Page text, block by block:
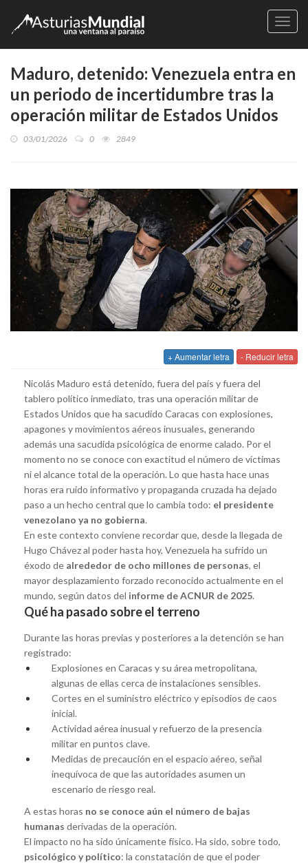
Maduro, detenido: Venezuela entra en
un periodo de incertidumbre tras la
operación militar de Estados Unidos
03/01/2026 0 2849
+ Aumentar letra - Reducir letra
Nicolás Maduro está detenido, fuera del país y fuera del
tablero político inmediato, tras una operación militar de
Estados Unidos que ha sacudido Caracas con explosiones,
apagones y movimientos aéreos inusuales, generando
además una sacudida psicológica de enorme calado. Por el
momento no se conoce con exactitud el número de víctimas
ni el alcance total de la operación. Lo que hasta hace unas
horas era ruido informativo y propaganda cruzada ha dejado
paso a un hecho central que lo cambia todo: el presidente
venezolano ya no gobierna.
En este contexto conviene recordar que, desde la llegada de
Hugo Chávez al poder hasta hoy, Venezuela ha sufrido un
éxodo de alrededor de ocho millones de personas, el
mayor desplazamiento forzado reconocido actualmente en el
mundo, según datos del informe de ACNUR de 2025.
Qué ha pasado sobre el terreno
Durante las horas previas y posteriores a la detención se han
registrado:
Explosiones en Caracas y su área metropolitana,
algunas de ellas cerca de instalaciones sensibles.
Cortes en el suministro eléctrico y episodios de caos
inicial.
Actividad aérea inusual y refuerzo de la presencia
militar en puntos clave.
Medidas de precaución en el espacio aéreo, señal
inequívoca de que las autoridades asumen un
escenario de riesgo real.
A estas horas no se conoce aún el número de bajas
humanas derivadas de la operación.
El impacto no ha sido únicamente físico. Ha sido, sobre todo,
psicológico y político: la constatación de que el poder